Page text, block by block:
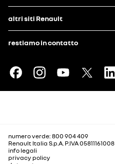
altri siti Renault
restiamo in contatto
numero verde: 800 904 409
Renault Italia S.p.A. P.IVA 05811161008
info legali
privacy policy